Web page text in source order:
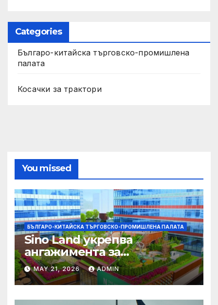
Categories
Българо-китайска търговско-промишлена
палата
Косачки за трактори
You missed
БЪЛГАРО-КИТАЙСКА ТЪРГОВСКО-ПРОМИШЛЕНА ПАЛАТА
Sino Land укрепва
ангажимента за
устойчивост с глобално
признание
MAY 21, 2026 ADMIN